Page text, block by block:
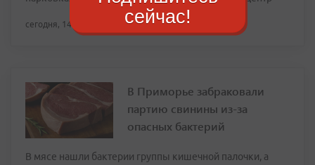
сегодня, 14:25
В Приморье забраковали
партию свинины из-за
опасных бактерий
В мясе нашли бактерии группы кишечной палочки, а
сейчас!